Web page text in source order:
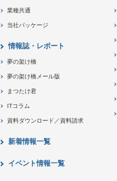
業種共通
当社パッケージ
情報誌・レポート
夢の架け橋
夢の架け橋メール版
まつたけ君
ITコラム
資料ダウンロード／資料請求
新着情報一覧
イベント情報一覧